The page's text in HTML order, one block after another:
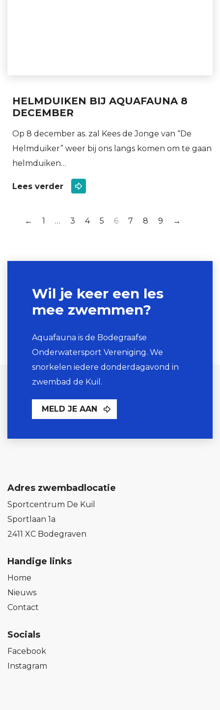
HELMDUIKEN BIJ AQUAFAUNA 8
DECEMBER
Op 8 december as. zal Kees de Jonge van “De
Helmduiker” weer bij ons langs komen om te gaan
helmduiken…
Lees verder
← 1 … 3 4 5 6 7 8 9 →
Wil je keer een les
mee zwemmen?
Aquafauna is de Bodegraafse
Onderwatersport Vereniging. We
snorkelen iedere donderdagavond in
zwembad de Kuil.
MELD JE AAN
Adres zwembadlocatie
Sportcentrum De Kuil
Sportlaan 1a
2411 XC Bodegraven
Handige links
Home
Nieuws
Contact
Socials
Facebook
Instagram